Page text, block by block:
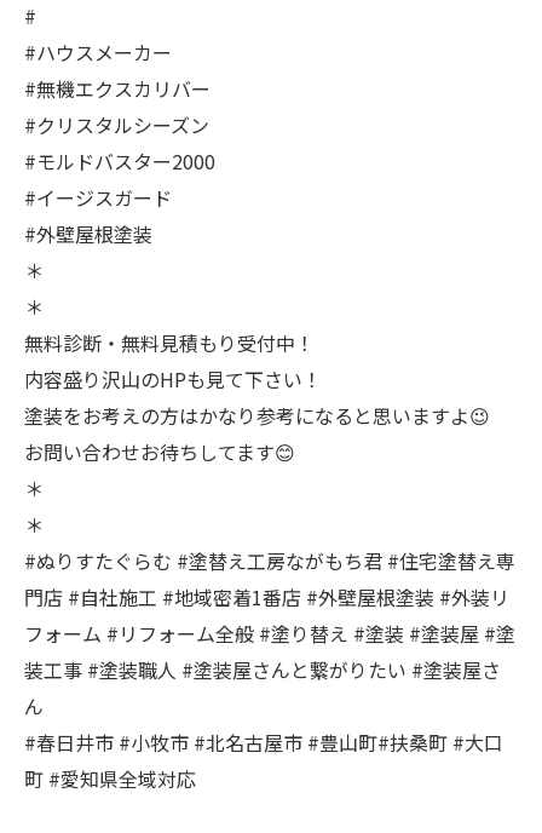
#
#ハウスメーカー
#無機エクスカリバー
#クリスタルシーズン
#モルドバスター2000
#イージスガード
#外壁屋根塗装
＊
＊
無料診断・無料見積もり受付中！
内容盛り沢山のHPも見て下さい！
塗装をお考えの方はかなり参考になると思いますよ😉
お問い合わせお待ちしてます😊
＊
＊
#ぬりすたぐらむ #塗替え工房ながもち君 #住宅塗替え専
門店 #自社施工 #地域密着1番店 #外壁屋根塗装 #外装リ
フォーム #リフォーム全般 #塗り替え #塗装 #塗装屋 #塗
装工事 #塗装職人 #塗装屋さんと繋がりたい #塗装屋さ
ん
#春日井市 #小牧市 #北名古屋市 #豊山町#扶桑町 #大口
町 #愛知県全域対応